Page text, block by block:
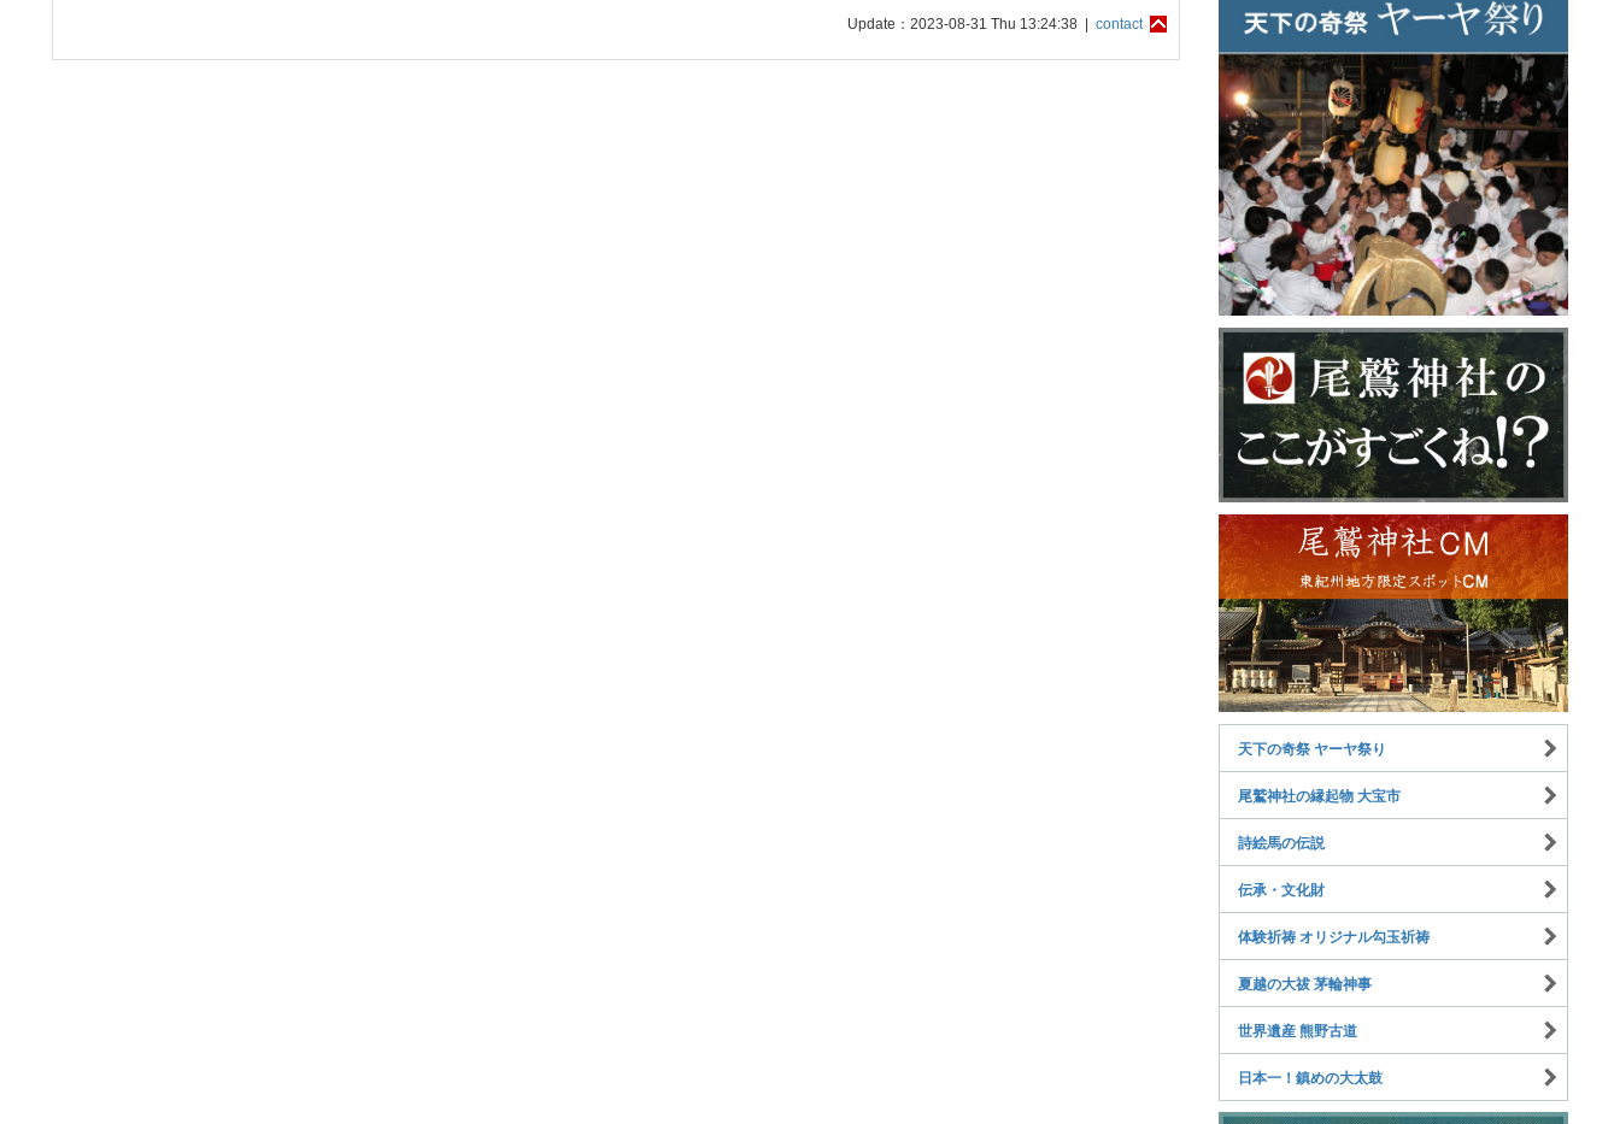
Update：2023-08-31 Thu 13:24:38 | contact
天下の奇祭 ヤーヤ祭り
尾鷲神社の縁起物 大宝市
詩絵馬の伝説
伝承・文化財
体験祈祷 オリジナル勾玉祈祷
夏越の大祓 茅輪神事
世界遺産 熊野古道
日本一！鎮めの大太鼓